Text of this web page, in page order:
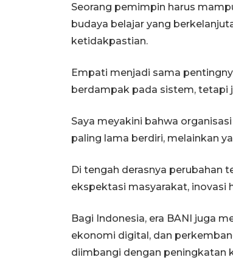
Seorang pemimpin harus
budaya belajar yang
ketidakpastian.
Empati menjadi sama
berdampak pada sistem, tetapi
Saya meyakini bahwa
paling lama berdiri, melainkan
Di tengah derasnya perubahan
ekspektasi masyarakat, inovasi
Bagi Indonesia, era BANI juga
ekonomi digital, dan
diimbangi dengan peningkatan